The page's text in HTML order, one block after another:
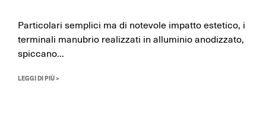
Particolari semplici ma di notevole impatto estetico, i
terminali manubrio realizzati in alluminio anodizzato,
spiccano...
LEGGI DI PIÙ >